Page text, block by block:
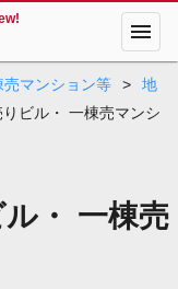
menu
マンション等 >
地
ビル・ 一棟売マンシ
・ 一棟売